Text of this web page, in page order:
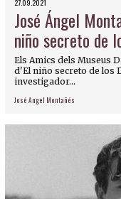
27.09.2021
José Ángel
niño secreto de
Els Amics dels Museus
d'El niño secreto de los
investigador...
José Angel Montañés